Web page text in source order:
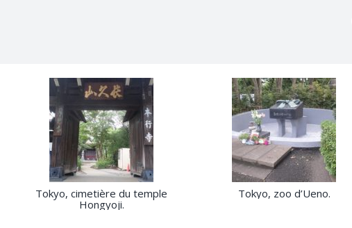
Tokyo, cimetière du temple
Hongyoji.
Tokyo, zoo d’Ueno.